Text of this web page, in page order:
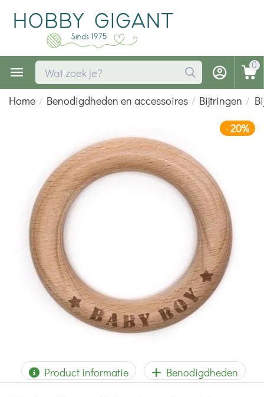
0
Home / Benodigdheden en accessoires / Bijtringen /
-20%
Product informatie Benodigdheden